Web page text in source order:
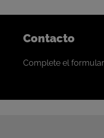
Contacto
Complete el